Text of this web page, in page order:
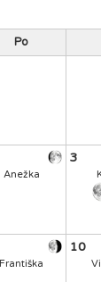
Po
Anežka
3
Františka
10